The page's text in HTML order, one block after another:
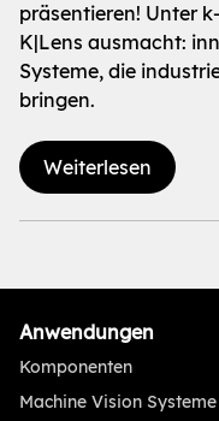
präsentieren! Unter
K|Lens ausmacht:
Systeme, die
bringen.
Weiterlesen
Anwendungen
Komponenten
Machine Vision Systeme